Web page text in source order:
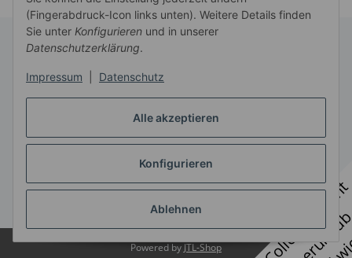
Alle akzeptieren
Konfigurieren
Ablehnen
(Fingerabdruck-Icon links unten). Weitere Details finden
Sie unter Konfigurieren und in unserer
Datenschutzerklärung.
Impressum Datenschutz
Informationen
Gesetzliche Informationen
Vertrag widerrufen
* Alle Preise zzgl. gesetzlicher USt., zzgl.Versand
Powered by JTL-Shop C
o
l
l
e
c
t
A
a
c
t
S
o
m
m
r
u
r
l
a
u
b
w
i
s
i
n
d
b
a
l
d
w
i
e
d
e
r
f
ü
e
u
c
h
d
a